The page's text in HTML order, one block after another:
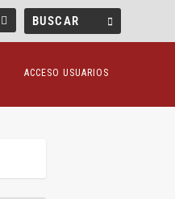
ACCESO USUARIOS